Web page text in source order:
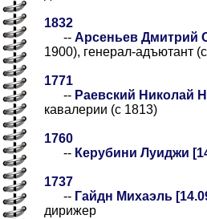
1832
-- Арсеньев Дмитрий
1900), генерал-адъютант
1771
-- Раевский Николай
кавалерии (с 1813)
1760
-- Керубини Луиджи
1737
-- Гайдн Михаэль
дирижер